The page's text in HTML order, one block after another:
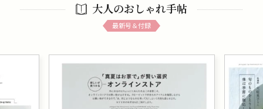
大人のおしゃれ手帖
最新号＆付録